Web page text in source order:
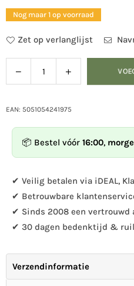
prijs
Nog maar 1 op voorraad
Zet op verlanglijst
Hoeveelheid
Verlaag
de
voor
Glamis
Verhoog
de
voor
Glamis
EAN: 5051054241975
📦 Bestel vóór 16:00,
✔ Veilig betalen via iDEAL,
✔ Betrouwbare
✔ Sinds 2008 een vertrouwd
✔ 30 dagen bedenktijd &
Verzendinformatie